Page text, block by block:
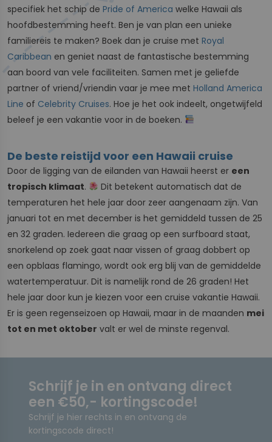
specifiek het schip de Pride of America welke Hawaii als
hoofdbestemming heeft. Ben je van plan een unieke
familiereis te maken? Boek dan je cruise met Royal
Caribbean en geniet naast de fantastische bestemming
aan boord van vele faciliteiten. Samen met je geliefde
partner of vriend/vriendin vaar je mee met Holland America
Line of Celebrity Cruises. Hoe je het ook indeelt, ongetwijfeld
beleef je een vakantie voor in de boeken.
De beste reistijd voor een Hawaii cruise
Door de ligging van de eilanden van Hawaii heerst er een
tropisch klimaat.
Dit betekent automatisch dat de
temperaturen het hele jaar door zeer aangenaam zijn. Van
januari tot en met december is het gemiddeld tussen de 25
en 32 graden. Iedereen die graag op een surfboard staat,
snorkelend op zoek gaat naar vissen of graag dobbert op
een opblaas flamingo, wordt ook erg blij van de gemiddelde
watertemperatuur. Dit is namelijk rond de 26 graden! Het
hele jaar door kun je kiezen voor een cruise vakantie Hawaii.
Er is geen regenseizoen op Hawaii, maar in de maanden mei
tot en met oktober valt er wel de minste regenval.
Schrijf je in en ontvang direct
een €50,- kortingscode!
Schrijf je hier rechts in en ontvang de
kortingscode direct!